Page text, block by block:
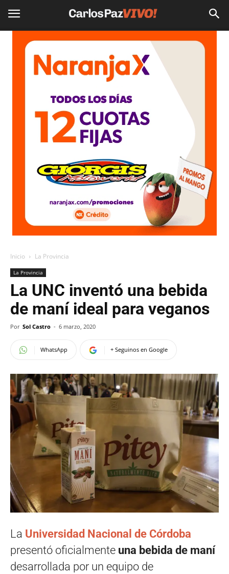
Inicio La Provincia
La Provincia
La UNC inventó una bebida
de maní ideal para veganos
Por Sol Castro - 6 marzo, 2020
WhatsApp + Seguinos en Google
La Universidad Nacional de Córdoba
presentó oficialmente una bebida de maní
desarrollada por un equipo de